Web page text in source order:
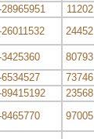
11202
24452
80793
73746
23568
97005